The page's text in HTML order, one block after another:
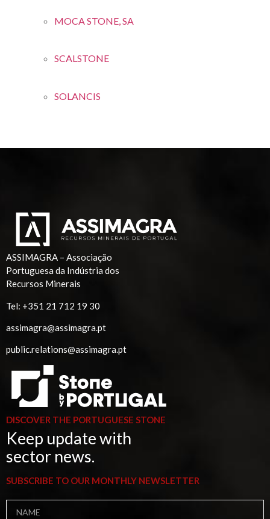
MOCA STONE, SA
SCALSTONE
SOLANCIS
ASSIMAGRA – Associação
Portuguesa da Indústria dos
Recursos Minerais
Tel: +351 21 712 19 30
assimagra@assimagra.pt
public.relations@assimagra.pt
DISCOVER THE PORTUGUESE STONE
Keep update with
sector news.
SUBSCRIBE TO OUR MONTHLY NEWSLETTER